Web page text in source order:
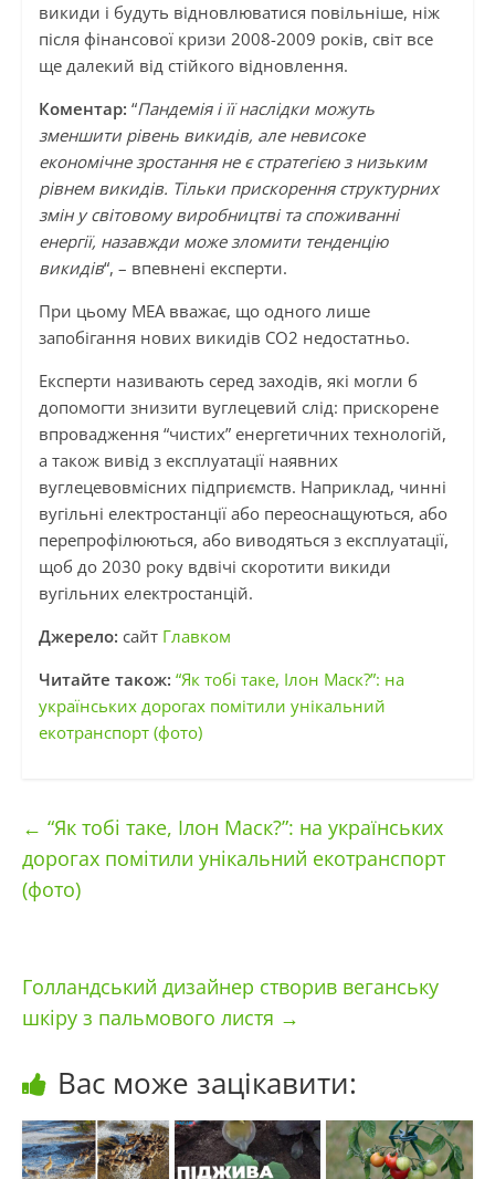
викиди і будуть відновлюватися повільніше, ніж
після фінансової кризи 2008-2009 років, світ все
ще далекий від стійкого відновлення.
Коментар: “Пандемія і її наслідки можуть
зменшити рівень викидів, але невисоке
економічне зростання не є стратегією з низьким
рівнем викидів. Тільки прискорення структурних
змін у світовому виробництві та споживанні
енергії, назавжди може зломити тенденцію
викидів“, – впевнені експерти.
При цьому МЕА вважає, що одного лише
запобігання нових викидів CO2 недостатньо.
Експерти називають серед заходів, які могли б
допомогти знизити вуглецевий слід: прискорене
впровадження “чистих” енергетичних технологій,
а також вивід з експлуатації наявних
вуглецевовмісних підприємств. Наприклад, чинні
вугільні електростанції або переоснащуються, або
перепрофілюються, або виводяться з експлуатації,
щоб до 2030 року вдвічі скоротити викиди
вугільних електростанцій.
Джерело: сайт Главком
Читайте також: “Як тобі таке, Ілон Маск?”: на
українських дорогах помітили унікальний
екотранспорт (фото)
← “Як тобі таке, Ілон Маск?”: на українських
дорогах помітили унікальний екотранспорт
(фото)
Голландський дизайнер створив веганську
шкіру з пальмового листя →
Вас може зацікавити: